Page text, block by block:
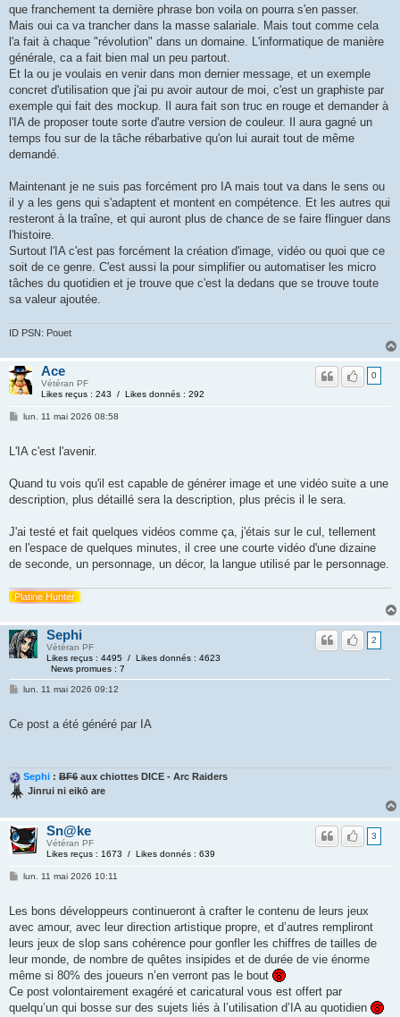
que franchement ta dernière phrase bon voila on pourra s'en passer.
Mais oui ca va trancher dans la masse salariale. Mais tout comme cela
l'a fait à chaque "révolution" dans un domaine. L'informatique de manière
générale, ca a fait bien mal un peu partout.
Et la ou je voulais en venir dans mon dernier message, et un exemple
concret d'utilisation que j'ai pu avoir autour de moi, c'est un graphiste par
exemple qui fait des mockup. Il aura fait son truc en rouge et demander à
l'IA de proposer toute sorte d'autre version de couleur. Il aura gagné un
temps fou sur de la tâche rébarbative qu'on lui aurait tout de même
demandé.
Maintenant je ne suis pas forcément pro IA mais tout va dans le sens ou
il y a les gens qui s'adaptent et montent en compétence. Et les autres qui
resteront à la traîne, et qui auront plus de chance de se faire flinguer dans
l'histoire.
Surtout l'IA c'est pas forcément la création d'image, vidéo ou quoi que ce
soit de ce genre. C'est aussi la pour simplifier ou automatiser les micro
tâches du quotidien et je trouve que c'est la dedans que se trouve toute
sa valeur ajoutée.
ID PSN: Pouet
Ace
Vétéran PF
Likes reçus : 243 / Likes donnés : 292
0
lun. 11 mai 2026 08:58
L'IA c'est l'avenir.
Quand tu vois qu'il est capable de générer image et une vidéo suite a une
description, plus détaillé sera la description, plus précis il le sera.
J'ai testé et fait quelques vidéos comme ça, j'étais sur le cul, tellement
en l'espace de quelques minutes, il cree une courte vidéo d'une dizaine
de seconde, un personnage, un décor, la langue utilisé par le personnage.
Platine Hunter
Sephi
Vétéran PF
Likes reçus : 4495 / Likes donnés : 4623
News promues : 7
2
lun. 11 mai 2026 09:12
Ce post a été généré par IA
Sephi : BF6 aux chiottes DICE - Arc Raiders
Jinrui ni eikō are
Sn@ke
Vétéran PF
Likes reçus : 1673 / Likes donnés : 639
3
lun. 11 mai 2026 10:11
Les bons développeurs continueront à crafter le contenu de leurs jeux
avec amour, avec leur direction artistique propre, et d’autres rempliront
leurs jeux de slop sans cohérence pour gonfler les chiffres de tailles de
leur monde, de nombre de quêtes insipides et de durée de vie énorme
même si 80% des joueurs n’en verront pas le bout
Ce post volontairement exagéré et caricatural vous est offert par
quelqu’un qui bosse sur des sujets liés à l’utilisation d’IA au quotidien